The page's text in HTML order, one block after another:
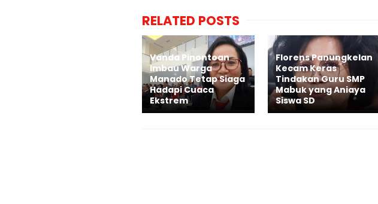
RELATED POSTS
Vanda Pinontoan
Imbau Warga
Manado Tetap Siaga
Hadapi Cuaca
Ekstrem
Florens Panungkelan
Kecam Keras
Tindakan Guru SMP
Mabuk yang Aniaya
Siswa SD